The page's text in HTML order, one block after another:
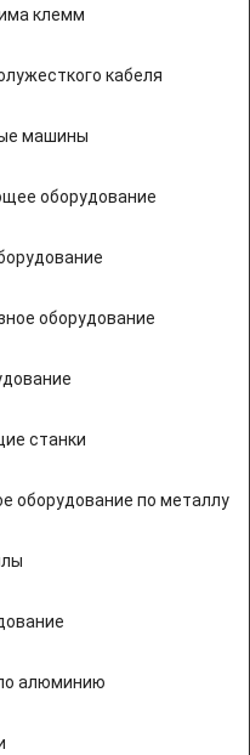
клемм
кабеля
машины
оборудование
оборудование
станки
оборудование по металлу
алюминию